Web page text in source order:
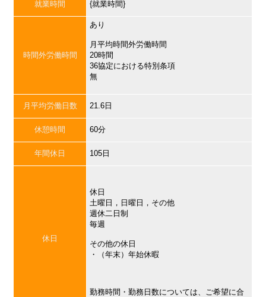
就業時間 {就業時間}
時間外労働時間
あり
月平均時間外労働時間
20時間
36協定における特別条項
無
月平均労働日数 21.6日
休憩時間 60分
年間休日 105日
休日
休日
土曜日，日曜日，その他
週休二日制
毎週
その他の休日
・（年末）年始休暇
勤務時間・勤務日数については、ご希望に合